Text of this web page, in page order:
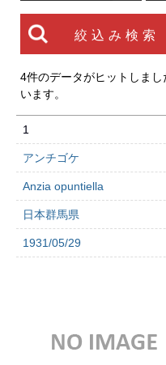
4件のデータがヒットしま
います。
1
アンチゴケ
Anzia opuntiella
日本群馬県
1931/05/29